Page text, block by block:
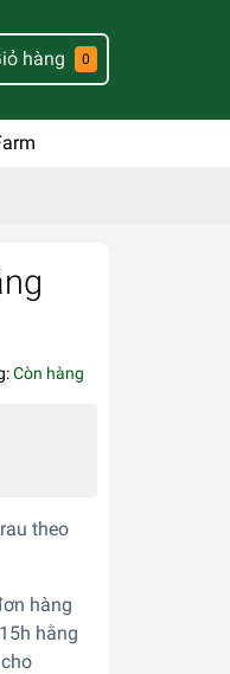
hàng 0
Còn hàng
theo
hàng
hằng